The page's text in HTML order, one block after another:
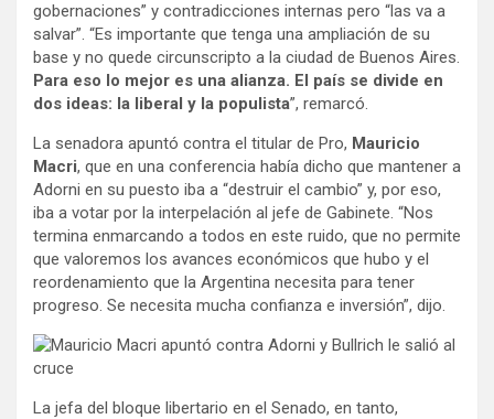
gobernaciones” y contradicciones internas pero “las va a
salvar”. “Es importante que tenga una ampliación de su
base y no quede circunscripto a la ciudad de Buenos Aires.
Para eso lo mejor es una alianza. El país se divide en
dos ideas: la liberal y la populista”, remarcó.
La senadora apuntó contra el titular de Pro, Mauricio
Macri, que en una conferencia había dicho que mantener a
Adorni en su puesto iba a “destruir el cambio” y, por eso,
iba a votar por la interpelación al jefe de Gabinete. “Nos
termina enmarcando a todos en este ruido, que no permite
que valoremos los avances económicos que hubo y el
reordenamiento que la Argentina necesita para tener
progreso. Se necesita mucha confianza e inversión”, dijo.
La jefa del bloque libertario en el Senado, en tanto,